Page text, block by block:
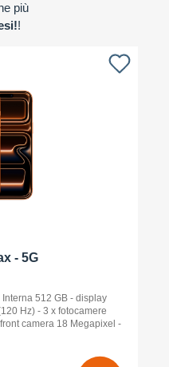
più
!
- 5G
512 GB - display
Hz) - 3 x fotocamere
camera 18 Megapixel -